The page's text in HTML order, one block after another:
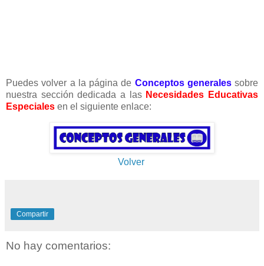
Puedes volver a la página de Conceptos generales sobre
nuestra sección dedicada a las Necesidades Educativas
Especiales en el siguiente enlace:
Volver
Compartir
No hay comentarios: